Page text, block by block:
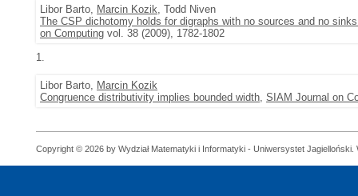
Libor Barto, Marcin Kozik, Todd Niven
The CSP dichotomy holds for digraphs with no sources and no
on Computing vol. 38 (2009), 1782-1802
1.
Libor Barto, Marcin Kozik
Congruence distributivity implies bounded width, SIAM Journal on
Copyright © 2026 by Wydział Matematyki i Informatyki - Uniwersystet